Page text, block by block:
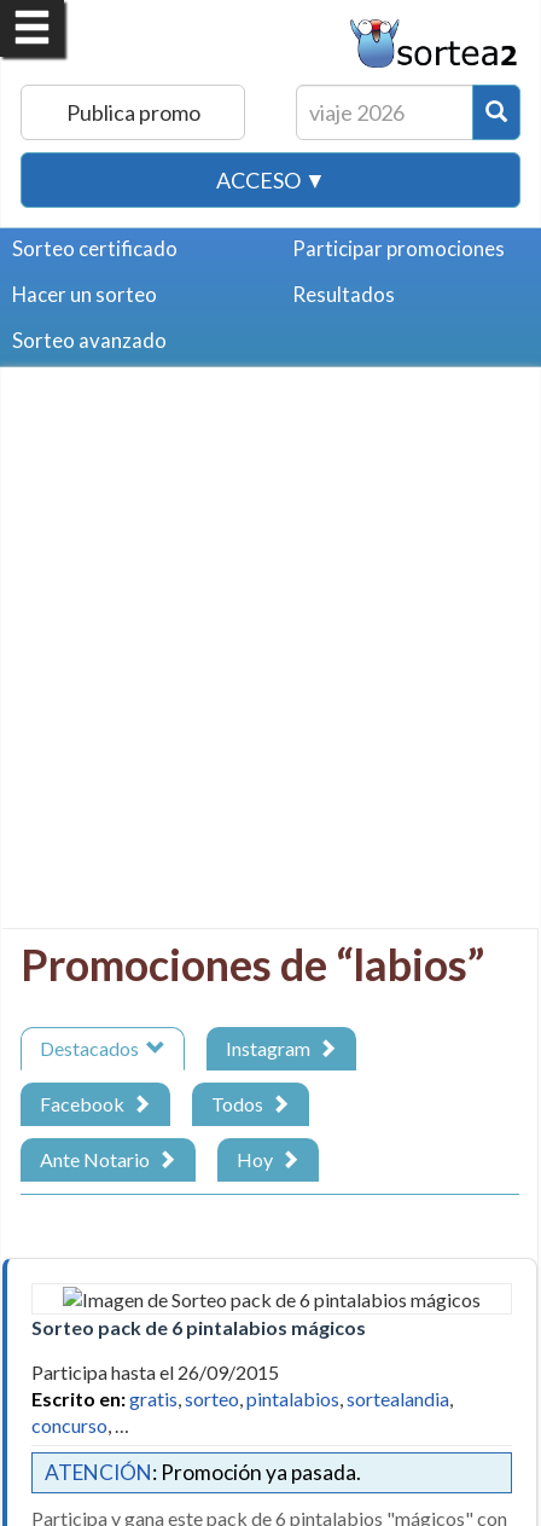
Publica promo
ACCESO ▼
Sorteo certificado
Hacer un sorteo
Sorteo avanzado
Participar promociones
Resultados
Promociones de “labios”
Destacados Instagram
Facebook Todos
Ante Notario Hoy
Sorteo pack de 6 pintalabios mágicos
Participa hasta el 26/09/2015
Escrito en:gratis,sorteo,pintalabios,sortealandia,
concurso, …
ATENCIÓN: Promoción ya pasada.
Participa y gana este pack de 6 pintalabios "mágicos" con